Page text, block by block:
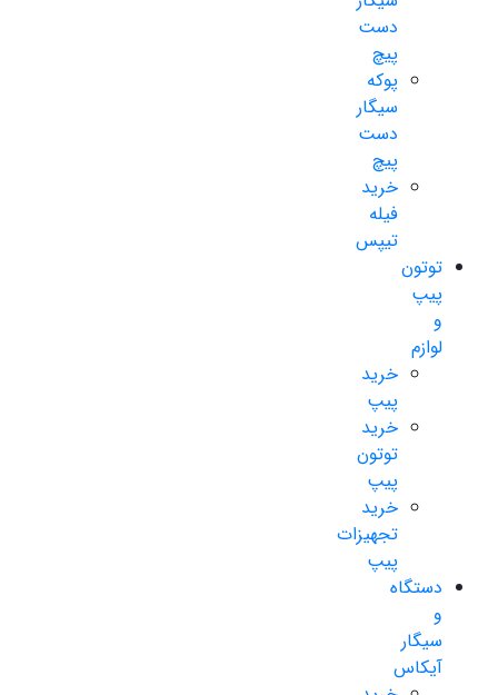
دست
پیچ
پوکه
سیگار
دست
پیچ
خرید
فیله
تیپس
توتون
پیپ
و
لوازم
خرید
پیپ
خرید
توتون
پیپ
خرید
تجهیزات
پیپ
دستگاه
و
سیگار
آیکاس